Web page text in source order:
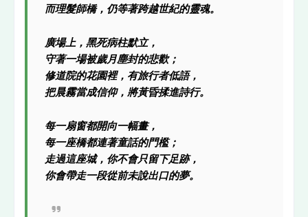
而理髮師橋，仍等著跨越世紀的靈魂。
廣場上，黑死病柱默立，
守著一場被歲月塵封的悲歡；
修道院的花園裡，有旅行者低語，
把晨霧當成信仰，將黃昏揉進詩行。
每一扇窗都開向一幅畫，
每一座橋都連著童話的門檻；
走過這座城，你不會只留下足跡，
你會帶走一段從前未說出口的夢。